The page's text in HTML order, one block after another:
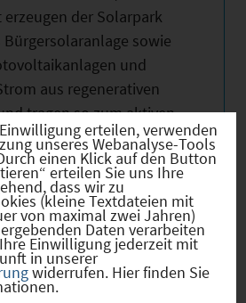
der Solarpark
Bürgersolaranlage sowie
und
aus regenerativen
tragen so zum aktiven
im Jahreslauf:
letztes
erster Sonntag im
erteilen, verwenden
unseres Webanalyse-Tools
einen Klick auf den Button
erteilen Sie uns Ihre
dass wir zu
(kleine Textdateien mit
von maximal zwei Jahren)
Daten verarbeiten
Einwilligung jederzeit mit
in unserer
widerrufen. Hier finden Sie